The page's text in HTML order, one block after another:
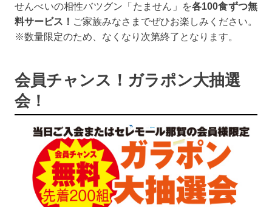
せんべいの相性バツグン「たません」を各100食ずつ無
料サービス！ ご家族みなさまでぜひお楽しみください。
※数量限定のため、なくなり次第終了となります。
会員チャンス！ガラポン大抽選
会！